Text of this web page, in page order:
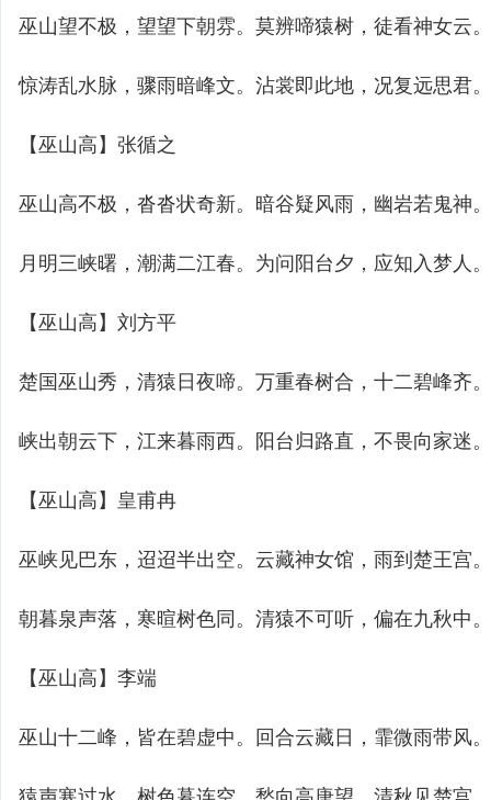
巫山望不极，望望下朝雰。莫辨啼猿树，徒看神女云。
惊涛乱水脉，骤雨暗峰文。沾裳即此地，况复远思君。
【巫山高】张循之
巫山高不极，沓沓状奇新。暗谷疑风雨，幽岩若鬼神。
月明三峡曙，潮满二江春。为问阳台夕，应知入梦人。
【巫山高】刘方平
楚国巫山秀，清猿日夜啼。万重春树合，十二碧峰齐。
峡出朝云下，江来暮雨西。阳台归路直，不畏向家迷。
【巫山高】皇甫冉
巫峡见巴东，迢迢半出空。云藏神女馆，雨到楚王宫。
朝暮泉声落，寒暄树色同。清猿不可听，偏在九秋中。
【巫山高】李端
巫山十二峰，皆在碧虚中。回合云藏日，霏微雨带风。